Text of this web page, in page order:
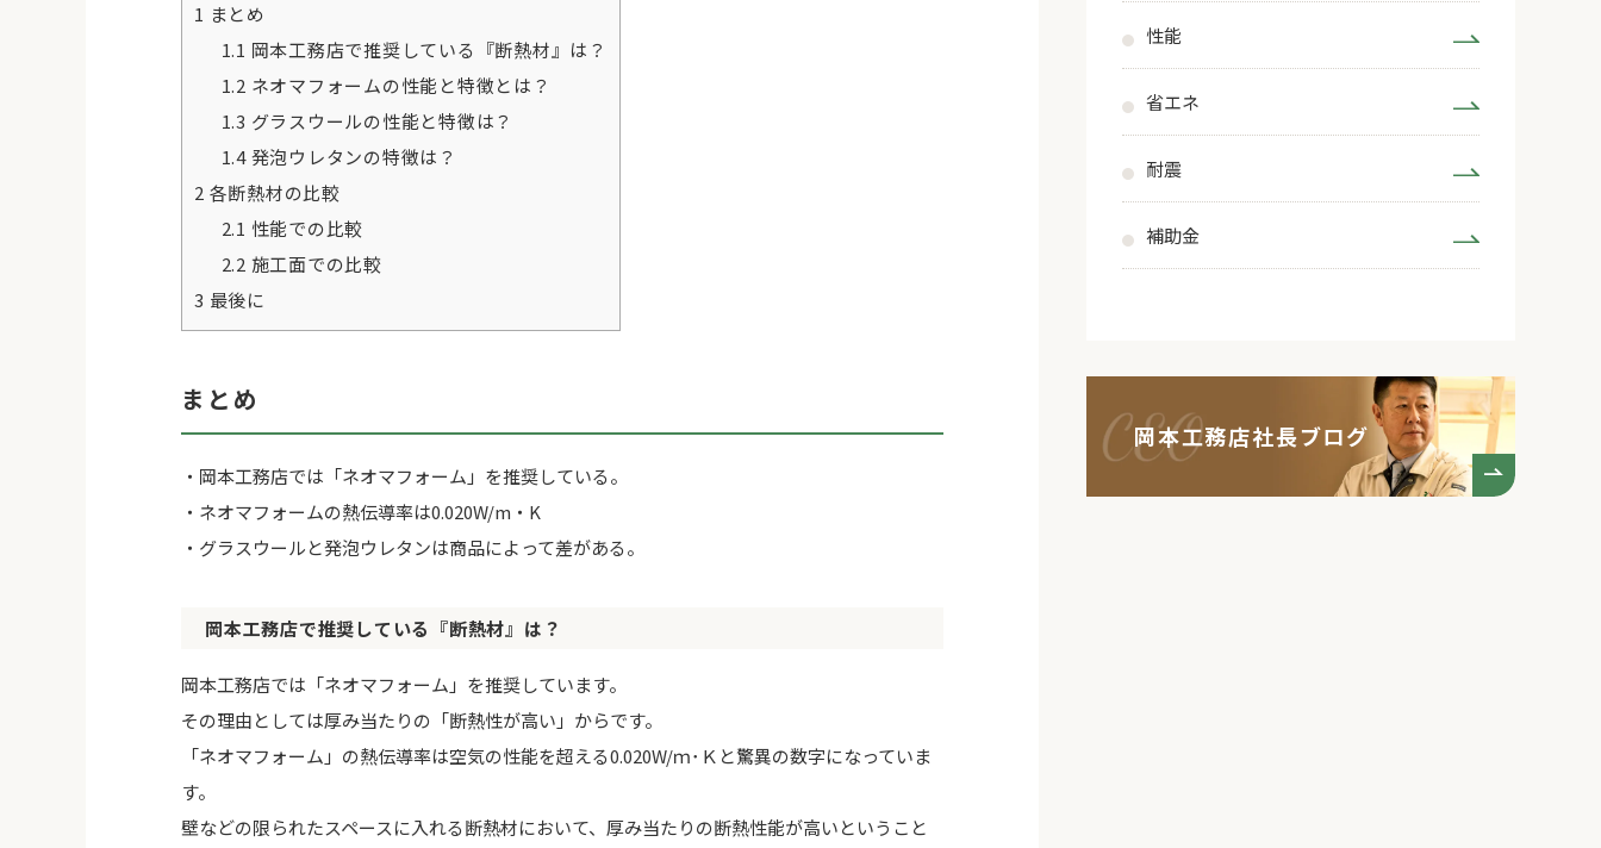
1 まとめ
1.1 岡本工務店で推奨している『断熱材』は？
1.2 ネオマフォームの性能と特徴とは？
1.3 グラスウールの性能と特徴は？
1.4発泡ウレタンの特徴は？
2 各断熱材の比較
2.1 性能での比較
2.2 施工面での比較
3 最後に
まとめ
・岡本工務店では「ネオマフォーム」を推奨している。
・ネオマフォームの熱伝導率は0.020W/m・K
・グラスウールと発泡ウレタンは商品によって差がある。
岡本工務店で推奨している『断熱材』は？
岡本工務店では「ネオマフォーム」を推奨しています。
その理由としては厚み当たりの「断熱性が高い」からです。
「ネオマフォーム」の熱伝導率は空気の性能を超える0.020W/ｍ･Ｋと驚異の数字になっていま
す。
壁などの限られたスペースに入れる断熱材において、厚み当たりの断熱性能が高いということ
性能
省エネ
耐震
補助金
岡本工務店社長ブログ